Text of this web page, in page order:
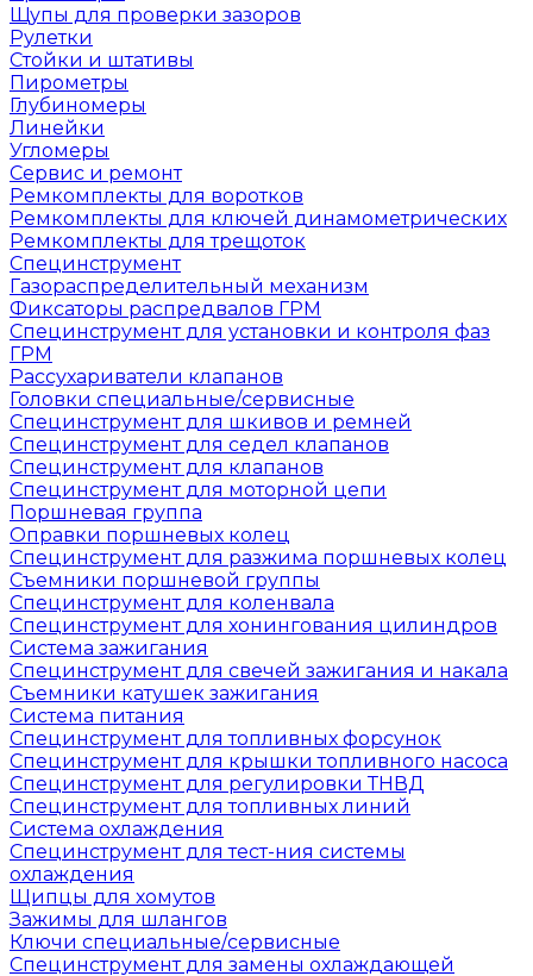
Щупы для проверки зазоров
Рулетки
Стойки и штативы
Пирометры
Глубиномеры
Линейки
Угломеры
Сервис и ремонт
Ремкомплекты для воротков
Ремкомплекты для ключей динамометрических
Ремкомплекты для трещоток
Специнструмент
Газораспределительный механизм
Фиксаторы распредвалов ГРМ
Специнструмент для установки и контроля фаз
ГРМ
Рассухариватели клапанов
Головки специальные/сервисные
Специнструмент для шкивов и ремней
Специнструмент для седел клапанов
Специнструмент для клапанов
Специнструмент для моторной цепи
Поршневая группа
Оправки поршневых колец
Специнструмент для разжима поршневых колец
Съемники поршневой группы
Специнструмент для коленвала
Специнструмент для хонингования цилиндров
Система зажигания
Специнструмент для свечей зажигания и накала
Съемники катушек зажигания
Система питания
Специнструмент для топливных форсунок
Специнструмент для крышки топливного насоса
Специнструмент для регулировки ТНВД
Специнструмент для топливных линий
Система охлаждения
Специнструмент для тест-ния системы
охлаждения
Щипцы для хомутов
Зажимы для шлангов
Ключи специальные/сервисные
Специнструмент для замены охлаждающей